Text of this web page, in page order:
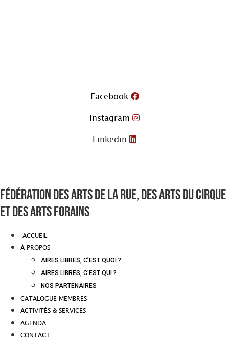
Facebook
Instagram
Linkedin
Fédération des arts de la rue, des arts du cirque
et des arts forains
ACCUEIL
À PROPOS
AIRES LIBRES, C’EST QUOI ?
AIRES LIBRES, C’EST QUI ?
NOS PARTENAIRES
CATALOGUE MEMBRES
ACTIVITÉS & SERVICES
AGENDA
CONTACT